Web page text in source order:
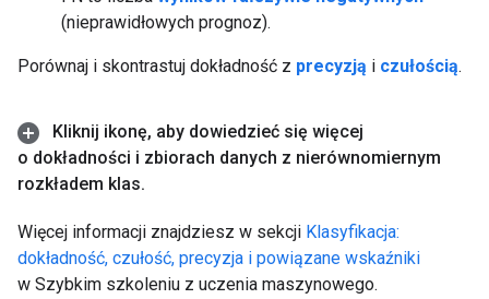
(nieprawidłowych prognoz).
Porównaj i skontrastuj dokładność z precyzją i czułością.
Kliknij ikonę, aby dowiedzieć się więcej
o dokładności i zbiorach danych z nierównomiernym
rozkładem klas.
Więcej informacji znajdziesz w sekcji Klasyfikacja:
dokładność, czułość, precyzja i powiązane wskaźniki
w Szybkim szkoleniu z uczenia maszynowego.